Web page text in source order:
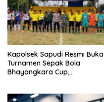
Kapolsek Sapudi Resmi Buka
Turnamen Sepak Bola
Bhayangkara Cup,